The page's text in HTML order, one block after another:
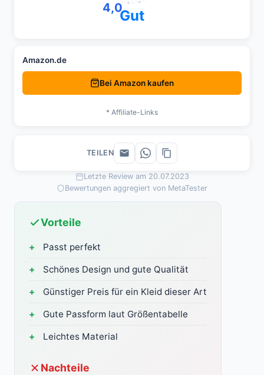
Letzte Review am 20.07.2023
Bewertungen aggregiert von MetaTester
Vorteile
Passt perfekt
Schönes Design und gute Qualität
Günstiger Preis für ein Kleid dieser Art
Gute Passform laut Größentabelle
Leichtes Material
Nachteile
4,0Gut
Amazon.de
Bei Amazon kaufen
* Affiliate-Links
TEILEN